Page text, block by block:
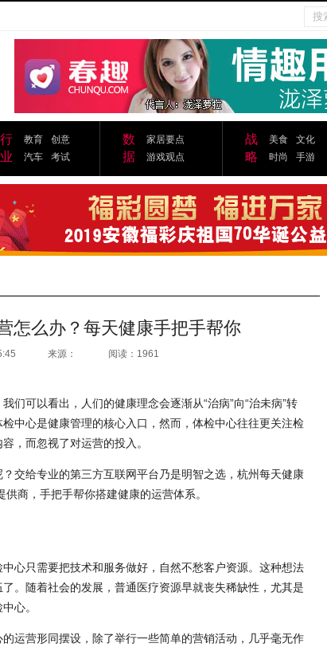
行
业
教育
创意
汽车
考试
数
据
家居要点
游戏观点
战
略
美食
文化
时尚
手游
怎么办？每天健康手把手帮你
来源： 阅读：1961
们可以看出，人们的健康理念会逐渐从“治病”向“治未病”转
中心是健康管理的核心入口，然而，体检中心往往更关注检
，而忽视了对运营的投入。
交给专业的第三方互联网平台乃是明智之选，杭州每天健康
供商，手把手帮你搭建健康的运营体系。
心只需要把技术和服务做好，自然不愁客户资源。这种想法
。随着社会的发展，普通医疗资源早就丧失稀缺性，尤其是
心。
运营形同摆设，除了举行一些简单的营销活动，几乎毫无作